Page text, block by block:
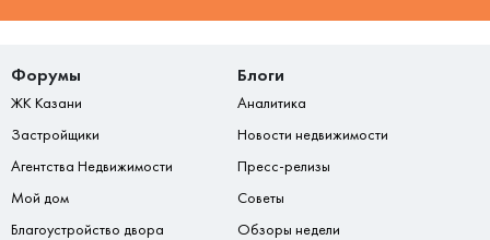
Форумы
ЖК Казани
Застройщики
Агентства Недвижимости
Мой дом
Благоустройство двора
Блоги
Аналитика
Новости недвижимости
Пресс-релизы
Советы
Обзоры недели